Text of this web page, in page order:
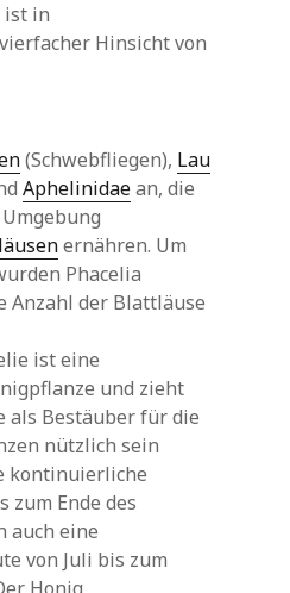
ist in
Hinsicht von
(Schwebfliegen), Lau
Aphelinidaean, die
ernähren. Um
Phacelia
Anzahl der Blattläuse
ist eine
und zieht
als Bestäuber für die
nützlich sein
kontinuierliche
zum Ende des
auch eine
von Juli bis zum